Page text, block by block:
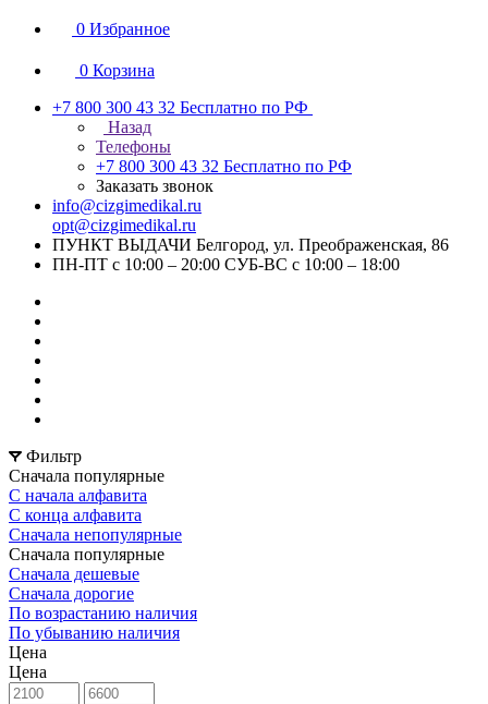
0 Избранное
0 Корзина
+7 800 300 43 32 Бесплатно по РФ
Назад
Телефоны
+7 800 300 43 32 Бесплатно по РФ
Заказать звонок
info@cizgimedikal.ru
opt@cizgimedikal.ru
ПУНКТ ВЫДАЧИ Белгород, ул. Преображенская, 86
ПН-ПТ с 10:00 – 20:00 СУБ-ВС с 10:00 – 18:00
Фильтр
Сначала популярные
С начала алфавита
С конца алфавита
Сначала непопулярные
Сначала популярные
Сначала дешевые
Сначала дорогие
По возрастанию наличия
По убыванию наличия
Цена
Цена